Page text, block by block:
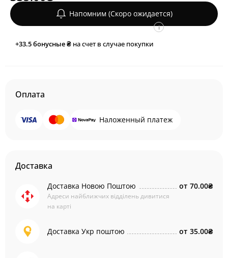
Напомним (Скоро ожидается)
+33.5бонусные ₴ на счет в случае покупки
i
Оплата
Наложенный платеж
Доставка
Доставка Новою Поштою
Адреси найближчих відділень дивитися
на карті
от 70.00₴
Доставка Укр поштою от 35.00₴